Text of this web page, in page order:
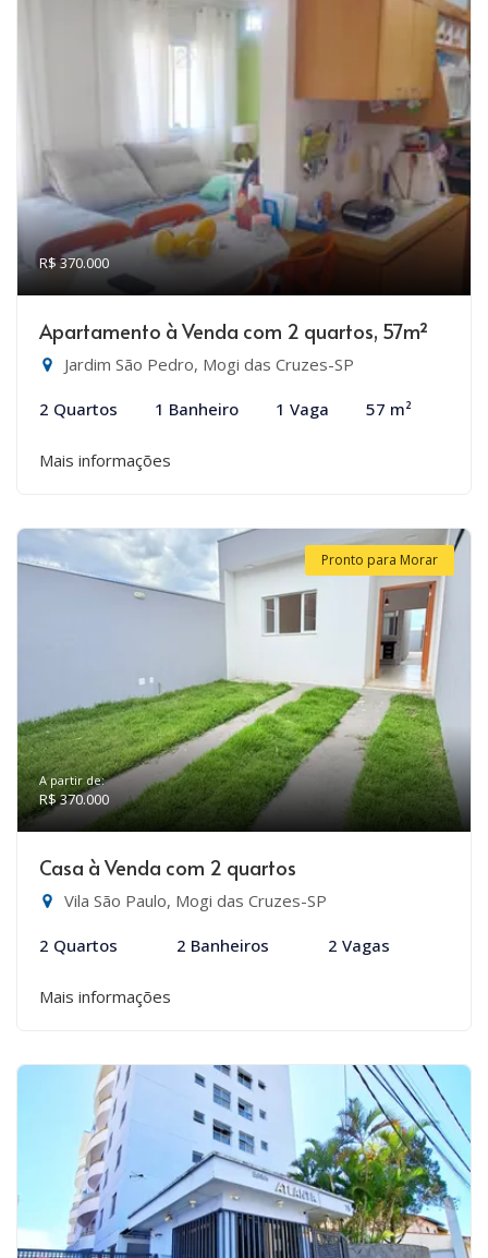
R$ 370.000
Apartamento à Venda com 2 quartos, 57m²
Jardim São Pedro, Mogi das Cruzes-SP
2 Quartos 1 Banheiro 1 Vaga 57 m²
Mais informações
Pronto para Morar
A partir de:
R$ 370.000
Casa à Venda com 2 quartos
Vila São Paulo, Mogi das Cruzes-SP
2 Quartos 2 Banheiros 2 Vagas
Mais informações